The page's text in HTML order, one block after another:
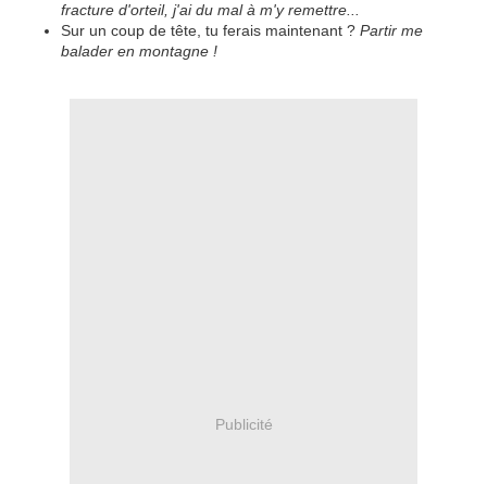
fracture d'orteil, j'ai du mal à m'y remettre...
Sur un coup de tête, tu ferais maintenant ? Partir me
balader en montagne !
Publicité